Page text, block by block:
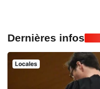
Dernières infos
Locales